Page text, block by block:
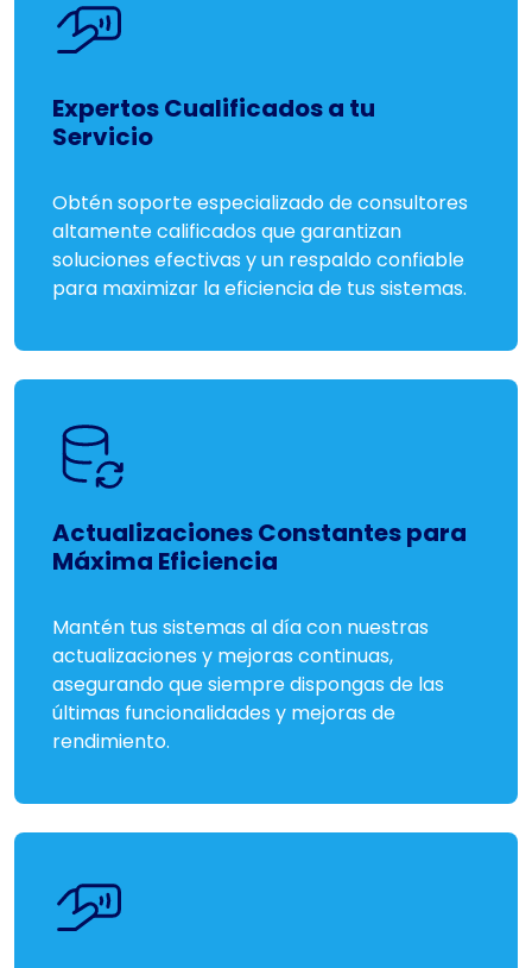
Expertos Cualificados a tu
Servicio
Obtén soporte especializado de consultores
altamente calificados que garantizan
soluciones efectivas y un respaldo confiable
para maximizar la eficiencia de tus sistemas.
Actualizaciones Constantes para
Máxima Eficiencia
Mantén tus sistemas al día con nuestras
actualizaciones y mejoras continuas,
asegurando que siempre dispongas de las
últimas funcionalidades y mejoras de
rendimiento.